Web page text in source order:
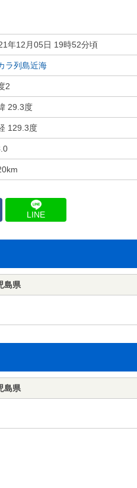
年12月05日 19時52分頃
ラ列島近海
2
29.3度
129.3度
LINE
島県
島県